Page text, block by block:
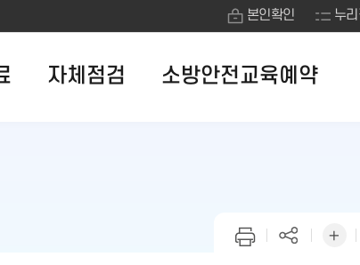
본인확인 누
자체점검 소방안전교육예약